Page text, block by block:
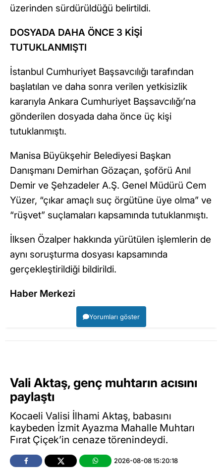
üzerinden sürdürüldüğü belirtildi.
DOSYADA DAHA ÖNCE 3 KİŞİ
TUTUKLANMIŞTI
İstanbul Cumhuriyet Başsavcılığı tarafından
başlatılan ve daha sonra verilen yetkisizlik
kararıyla Ankara Cumhuriyet Başsavcılığı’na
gönderilen dosyada daha önce üç kişi
tutuklanmıştı.
Manisa Büyükşehir Belediyesi Başkan
Danışmanı Demirhan Gözaçan, şoförü Anıl
Demir ve Şehzadeler A.Ş. Genel Müdürü Cem
Yüzer, “çıkar amaçlı suç örgütüne üye olma” ve
“rüşvet” suçlamaları kapsamında tutuklanmıştı.
İlksen Özalper hakkında yürütülen işlemlerin de
aynı soruşturma dosyası kapsamında
gerçekleştirildiği bildirildi.
Haber Merkezi
Yorumları göster
Vali Aktaş, genç muhtarın acısını
paylaştı
Kocaeli Valisi İlhami Aktaş, babasını
kaybeden İzmit Ayazma Mahalle Muhtarı
Fırat Çiçek’in cenaze törenindeydi.
2026-08-08 15:20:18